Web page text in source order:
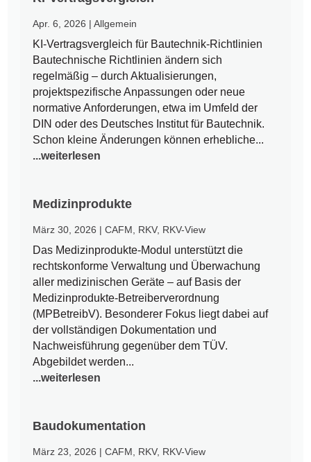
Apr. 6, 2026 |Allgemein
KI-Vertragsvergleich für Bautechnik-Richtlinien
Bautechnische Richtlinien ändern sich
regelmäßig – durch Aktualisierungen,
projektspezifische Anpassungen oder neue
normative Anforderungen, etwa im Umfeld der
DIN oder des Deutsches Institut für Bautechnik.
Schon kleine Änderungen können erhebliche...
...weiterlesen
Medizinprodukte
März 30, 2026 |CAFM RKV, RKV-View
Das Medizinprodukte-Modul unterstützt die
rechtskonforme Verwaltung und Überwachung
aller medizinischen Geräte – auf Basis der
Medizinprodukte-Betreiberverordnung
(MPBetreibV). Besonderer Fokus liegt dabei auf
der vollständigen Dokumentation und
Nachweisführung gegenüber dem TÜV.
Abgebildet werden...
...weiterlesen
Baudokumentation
März 23, 2026 |CAFM RKV, RKV-View